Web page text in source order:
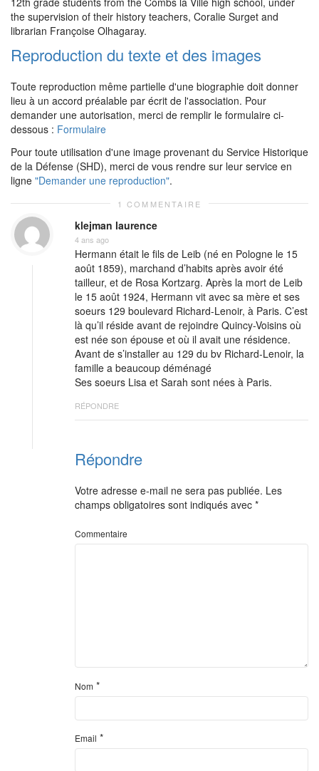
the supervision of their history teachers, Coralie Surget and
librarian Françoise Olhagaray.
Reproduction du texte et des images
Toute reproduction même partielle d'une biographie doit donner
lieu à un accord préalable par écrit de l'association. Pour
demander une autorisation, merci de remplir le formulaire ci-
dessous : Formulaire
Pour toute utilisation d'une image provenant du Service Historique
de la Défense (SHD), merci de vous rendre sur leur service en
ligne "Demander une reproduction".
1 COMMENTAIRE
klejman laurence
4 ans ago
Hermann était le fils de Leib (né en Pologne le 15
août 1859), marchand d’habits après avoir été
tailleur, et de Rosa Kortzarg. Après la mort de Leib
le 15 août 1924, Hermann vit avec sa mère et ses
soeurs 129 boulevard Richard-Lenoir, à Paris. C’est
là qu’il réside avant de rejoindre Quincy-Voisins où
est née son épouse et où il avait une résidence.
Avant de s’installer au 129 du bv Richard-Lenoir, la
famille a beaucoup déménagé
Ses soeurs Lisa et Sarah sont nées à Paris.
RÉPONDRE
Répondre
Votre adresse e-mail ne sera pas publiée. Les
champs obligatoires sont indiqués avec *
Commentaire
Nom *
Email *